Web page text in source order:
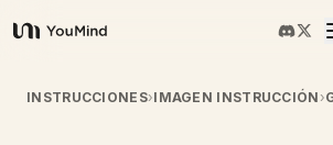
YouMind
Resumen
INSTRUCCIONES›IMAGEN INSTRUCCIÓN ›